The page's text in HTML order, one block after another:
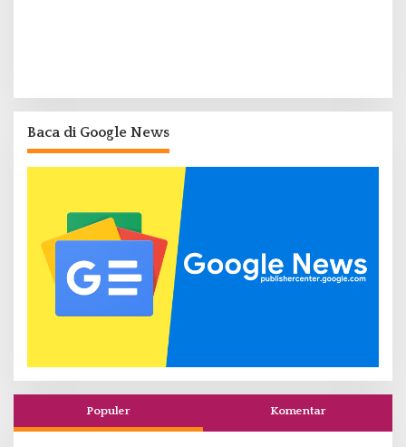
Baca di Google News
Populer Komentar